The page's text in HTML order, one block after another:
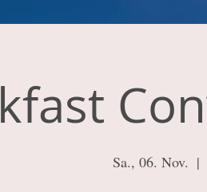
Sa., 06. Nov.
  |